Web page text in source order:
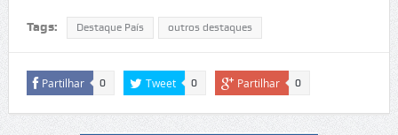
Tags: Destaque País outros destaques
Partilhar 0 Tweet 0 Partilhar 0